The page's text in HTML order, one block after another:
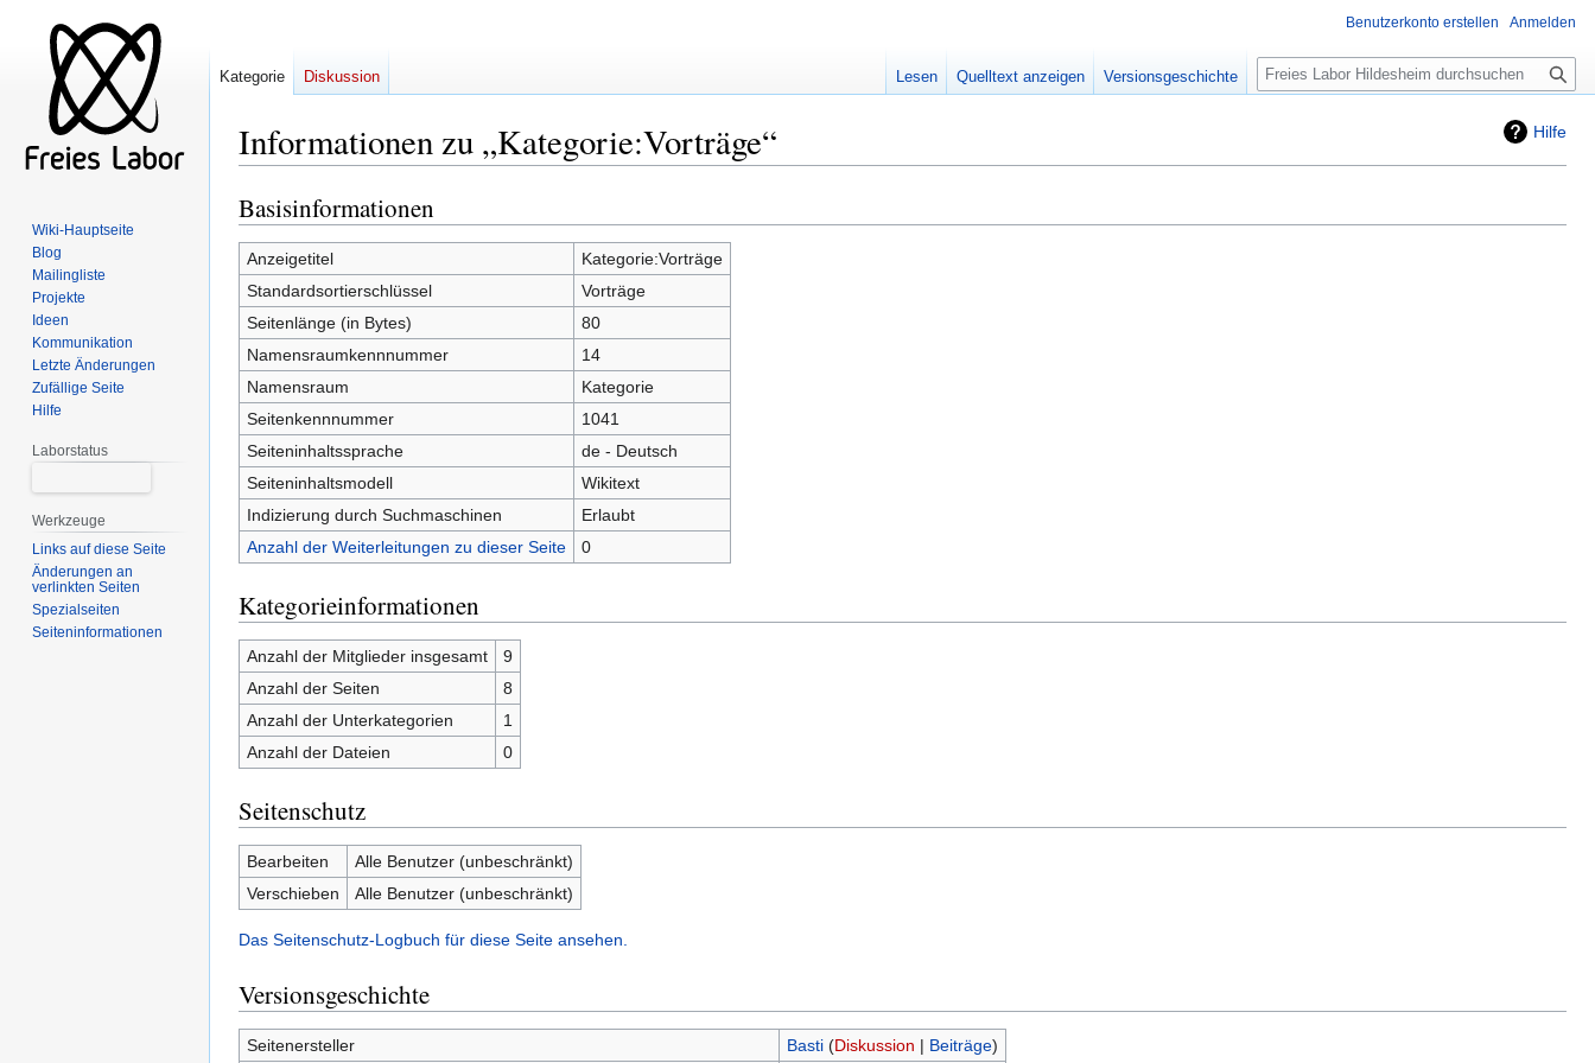
Hilfe
Informationen zu „Kategorie:Vorträge“
Zur
Navigation
springen
Zur
Suche
springen
Basisinformationen
Anzeigetitel
Kategorie:Vorträge
Standardsortierschlüssel
Vorträge
Seitenlänge (in Bytes)
80
Namensraumkennnummer
14
Namensraum
Kategorie
Seitenkennnummer
1041
Seiteninhaltssprache
de - Deutsch
Seiteninhaltsmodell
Wikitext
Indizierung durch Suchmaschinen
Erlaubt
Anzahl der Weiterleitungen zu dieser Seite
0
Kategorieinformationen
Anzahl der Mitglieder insgesamt
9
Anzahl der Seiten
8
Anzahl der Unterkategorien
1
Anzahl der Dateien
0
Seitenschutz
Bearbeiten
Alle Benutzer (unbeschränkt)
Verschieben
Alle Benutzer (unbeschränkt)
Das Seitenschutz-Logbuch für diese Seite ansehen.
Versionsgeschichte
Seitenersteller Basti (Diskussion | Beiträge)
Benutzerkonto erstellen Anmelden
Kategorie Diskussion Lesen Quelltext anzeigen Versionsgeschichte
Suche
Wiki-Hauptseite
Blog
Mailingliste
Projekte
Ideen
Kommunikation
Letzte Änderungen
Zufällige Seite
Hilfe
Laborstatus
Werkzeuge
Links auf diese Seite
Änderungen an
verlinkten Seiten
Spezialseiten
Seiten­­informationen